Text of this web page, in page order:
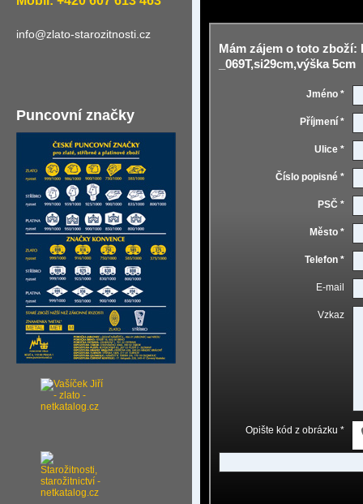
info@zlato-starozitnosti.cz
Puncovní značky
Mám zájem o toto zboží:
_069T,si29cm,výška 5cm
Jméno *
Příjmení *
Ulice *
Číslo popisné *
PSČ *
Město *
Telefon *
E-mail
Vzkaz
Opište kód z obrázku *